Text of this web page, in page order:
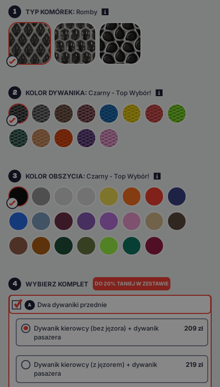
1 TYP KOMÓREK: Romby
2 KOLOR DYWANIKA:Czarny - Top Wybór!
3 KOLOR OBSZYCIA:Czarny - Top Wybór!
4 WYBIERZ KOMPLET DO 20% TANIEJ W ZESTAWIE
A Dwa dywaniki przednie
Dywanik kierowcy (bez jęzora) + dywanik
pasażera
209 zł
Dywanik kierowcy (z jęzorem) + dywanik
pasażera
219 zł